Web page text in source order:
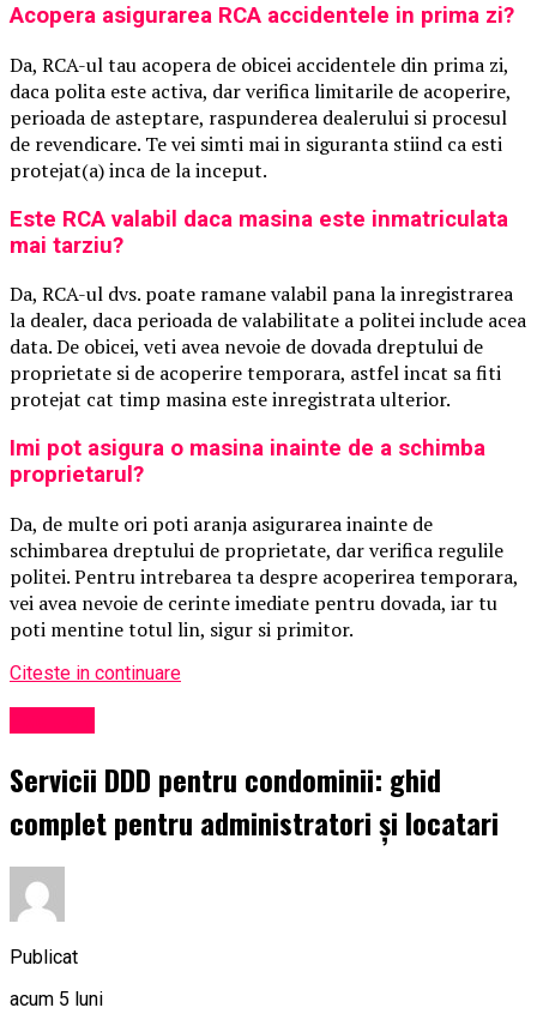
Acopera asigurarea RCA accidentele in prima zi?
Da, RCA-ul tau acopera de obicei accidentele din prima zi,
daca polita este activa, dar verifica limitarile de acoperire,
perioada de asteptare, raspunderea dealerului si procesul
de revendicare. Te vei simti mai in siguranta stiind ca esti
protejat(a) inca de la inceput.
Este RCA valabil daca masina este inmatriculata
mai tarziu?
Da, RCA-ul dvs. poate ramane valabil pana la inregistrarea
la dealer, daca perioada de valabilitate a politei include acea
data. De obicei, veti avea nevoie de dovada dreptului de
proprietate si de acoperire temporara, astfel incat sa fiti
protejat cat timp masina este inregistrata ulterior.
Imi pot asigura o masina inainte de a schimba
proprietarul?
Da, de multe ori poti aranja asigurarea inainte de
schimbarea dreptului de proprietate, dar verifica regulile
politei. Pentru intrebarea ta despre acoperirea temporara,
vei avea nevoie de cerinte imediate pentru dovada, iar tu
poti mentine totul lin, sigur si primitor.
Citeste in continuare
Servicii DDD pentru condominii: ghid
complet pentru administratori și locatari
Publicat
acum 5 luni